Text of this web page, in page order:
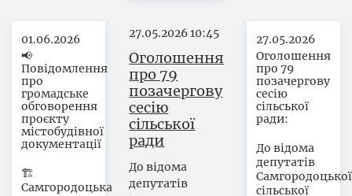
01.06.2026
📢
Повідомлення
про
громадське
обговорення
проєкту
містобудівної
документації
🏗️
Самгородоцька
27.05.202610:45
Оголошення
про 79
позачергову
сесію
сільської
ради
До відома
депутатів
27.05.2026
Оголошення
про 79
позачергову
сесію
сільської
ради:
До відома
депутатів
Самгородоцької
сільської